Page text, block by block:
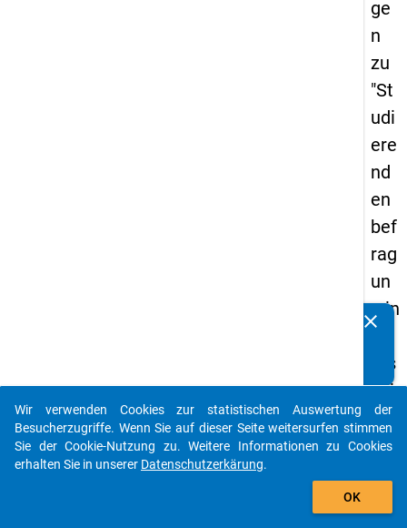
ge
n
zu
"St
udi
ere
nd
en
bef
rag
un
g in
uts
chl
an
d
clear
auto_stories
add_shopping_cart
Wir verwenden Cookies zur statistischen Auswertung der
Besucherzugriffe. Wenn Sie auf dieser Seite weitersurfen stimmen
Sie der Cookie-Nutzung zu. Weitere Informationen zu Cookies
erhalten Sie in unserer Datenschutzerkärung.
OK